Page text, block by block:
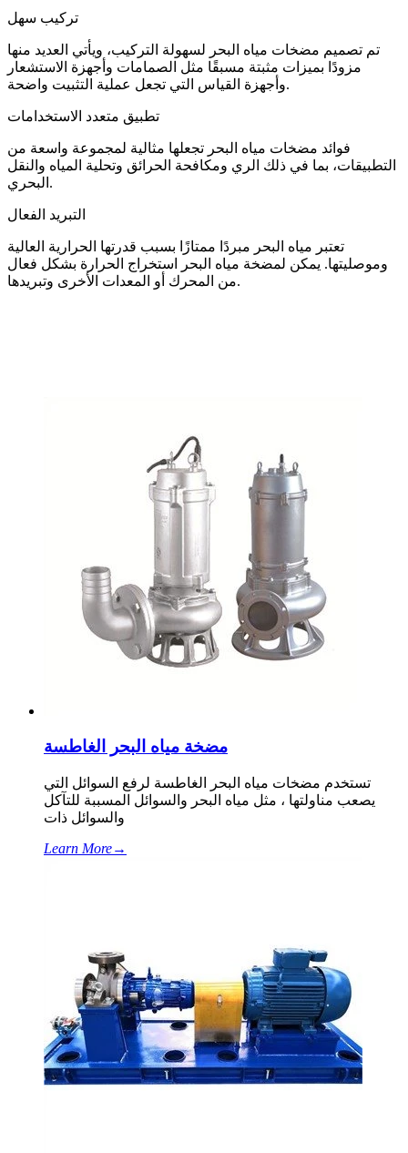
تركيب سهل
تم تصميم مضخات مياه البحر لسهولة التركيب، ويأتي العديد منها
مزودًا بميزات مثبتة مسبقًا مثل الصمامات وأجهزة الاستشعار
وأجهزة القياس التي تجعل عملية التثبيت واضحة.
تطبيق متعدد الاستخدامات
فوائد مضخات مياه البحر تجعلها مثالية لمجموعة واسعة من
التطبيقات، بما في ذلك الري ومكافحة الحرائق وتحلية المياه والنقل
البحري.
التبريد الفعال
تعتبر مياه البحر مبردًا ممتازًا بسبب قدرتها الحرارية العالية
وموصليتها. يمكن لمضخة مياه البحر استخراج الحرارة بشكل فعال
من المحرك أو المعدات الأخرى وتبريدها.
مضخة مياه البحر الغاطسة
تستخدم مضخات مياه البحر الغاطسة لرفع السوائل التي
يصعب مناولتها ، مثل مياه البحر والسوائل المسببة للتآكل
والسوائل ذات
Learn More→